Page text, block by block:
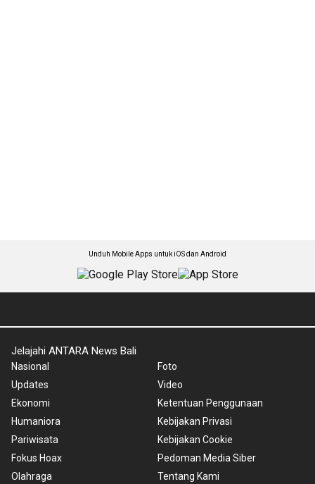
Unduh Mobile Apps untuk iOS dan Android
Jelajahi ANTARA News Bali
Nasional
Updates
Ekonomi
Humaniora
Pariwisata
Fokus Hoax
Olahraga
Foto
Video
Ketentuan Penggunaan
Kebijakan Privasi
Kebijakan Cookie
Pedoman Media Siber
Tentang Kami